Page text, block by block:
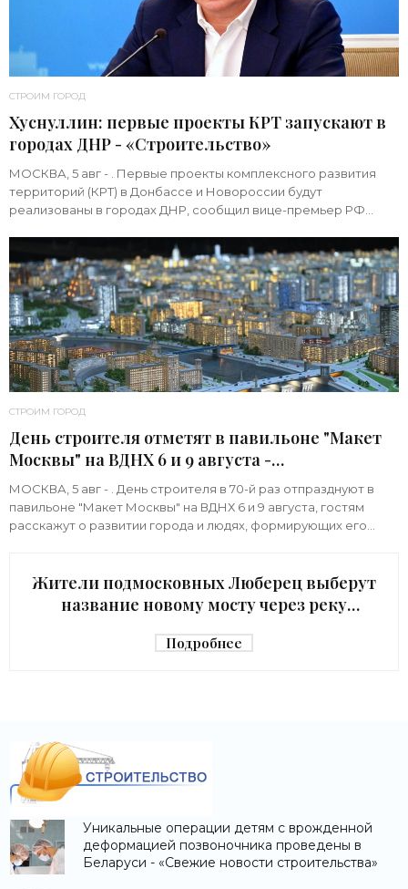
СТРОИМ ГОРОД
Хуснуллин: первые проекты КРТ запускают в
городах ДНР - «Строительство»
МОСКВА, 5 авг - . Первые проекты комплексного развития
территорий (КРТ) в Донбассе и Новороссии будут
реализованы в городах ДНР, сообщил вице-премьер РФ
СТРОИМ ГОРОД
День строителя отметят в павильоне "Макет
Москвы" на ВДНХ 6 и 9 августа -
«Строительство»
МОСКВА, 5 авг - . День строителя в 70-й раз отпразднуют в
павильоне "Макет Москвы" на ВДНХ 6 и 9 августа, гостям
расскажут о развитии города и людях, формирующих его
Жители подмосковных Люберец выберут
название новому мосту через реку
Подробнее
Уникальные операции детям с врожденной
деформацией позвоночника проведены в
Беларуси - «Свежие новости строительства»